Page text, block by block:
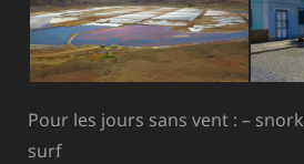
Pour les jours sans vent : –
surf